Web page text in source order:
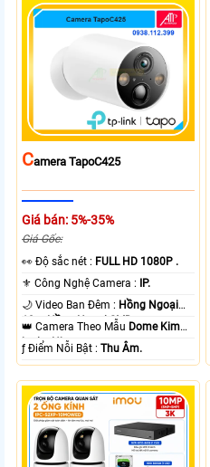
CAmera TapoC425
Giá bán: 5%-35%
Giá Gốc:
️👀 Độ sắc nét : FULL HD 1080P .
⚜️ Công Nghệ Camera :
IP.
🌙 Video Ban Đêm : Hồng Ngoại
10m Hồng Ngoại SMD.
👑 Camera Theo Mẫu Dome Kim
loại + Nhựa.
️ƒ Điểm Nỗi Bật :Thu Âm.